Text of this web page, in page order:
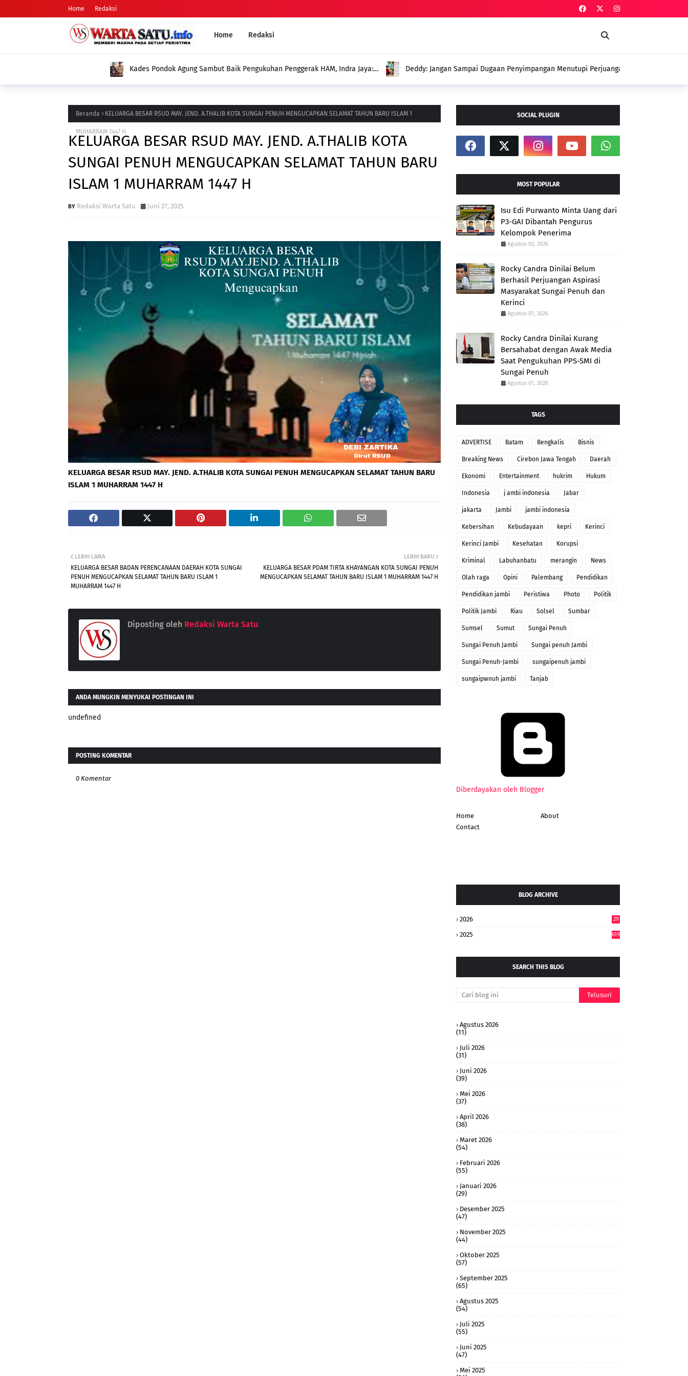
Home Redaksi
Home Redaksi
Kades Pondok Agung Sambut Baik Pengukuhan Penggerak HAM, Indra Jaya:
Jadi Nilai Plus bagi Desa Kami
Deddy: Jangan Sampai Dugaan Penyimpangan Menutupi Perjuangan
Menghadirkan Program untuk Petani
Beranda KELUARGA BESAR RSUD MAY. JEND. A.THALIB KOTA SUNGAI PENUH MENGUCAPKAN SELAMAT TAHUN BARU ISLAM 1
MUHARRAM 1447 H
KELUARGA BESAR RSUD MAY. JEND. A.THALIB KOTA
SUNGAI PENUH MENGUCAPKAN SELAMAT TAHUN BARU
ISLAM 1 MUHARRAM 1447 H
Redaksi Warta Satu Juni 27, 2025
KELUARGA BESAR RSUD MAY. JEND. A.THALIB KOTA SUNGAI PENUH MENGUCAPKAN SELAMAT TAHUN BARU
ISLAM 1 MUHARRAM 1447 H
LEBIH BARU
KELUARGA BESAR PDAM TIRTA KHAYANGAN KOTA SUNGAI PENUH
MENGUCAPKAN SELAMAT TAHUN BARU ISLAM 1 MUHARRAM 1447 H
LEBIH LAMA
KELUARGA BESAR BADAN PERENCANAAN DAERAH KOTA SUNGAI
PENUH MENGUCAPKAN SELAMAT TAHUN BARU ISLAM 1
MUHARRAM 1447 H
Diposting oleh Redaksi Warta Satu
ANDA MUNGKIN MENYUKAI POSTINGAN INI
undefined
POSTING KOMENTAR
0 Komentar
SOCIAL PLUGIN
MOST POPULAR
Isu Edi Purwanto Minta Uang dari
P3-GAI Dibantah Pengurus
Kelompok Penerima
Agustus 02, 2026
Rocky Candra Dinilai Belum
Berhasil Perjuangan Aspirasi
Masyarakat Sungai Penuh dan
Kerinci
Agustus 01, 2026
Rocky Candra Dinilai Kurang
Bersahabat dengan Awak Media
Saat Pengukuhan PPS-SMI di
Sungai Penuh
Agustus 01, 2026
TAGS
ADVERTISE Batam Bengkalis Bisnis
Breaking News Cirebon Jawa Tengah Daerah
Ekonomi Entertainment hukrim Hukum
Indonesia j ambi indonesia Jabar
jakarta Jambi jambi indonesia
Kebersihan Kebudayaan kepri Kerinci
Kerinci Jambi Kesehatan Korupsi
Kriminal Labuhanbatu merangin News
Olah raga Opini Palembang Pendidikan
Pendidikan jambi Peristiwa Photo Politik
Politik Jambi Riau Solsel Sumbar
Sumsel Sumut Sungai Penuh
Sungai Penuh Jambi Sungai penuh Jambi
Sungai Penuh-Jambi sungaipenuh jambi
sungaipwnuh jambi Tanjab
Diberdayakan oleh Blogger
Home
About
Contact
BLOG ARCHIVE
2026
29
2025 619
SEARCH THIS BLOG
Agustus 2026
(11)
Juli 2026
(31)
Juni 2026
(39)
Mei 2026
(37)
April 2026
(38)
Maret 2026
(54)
Februari 2026
(55)
Januari 2026
(29)
Desember 2025
(47)
November 2025
(44)
Oktober 2025
(57)
September 2025
(65)
Agustus 2025
(54)
Juli 2025
(55)
Juni 2025
(47)
Mei 2025